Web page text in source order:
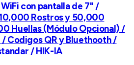
con pantalla de 7" /
Rostros y 50,000
Huellas (Módulo Opcional) /
/ Codigos QR y Bluethooth /
/ HIK-IA